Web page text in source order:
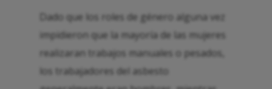
Dado que los roles de género alguna vez
impidieron que la mayoría de las mujeres
realizaran trabajos manuales o pesados,
los trabajadores del asbesto